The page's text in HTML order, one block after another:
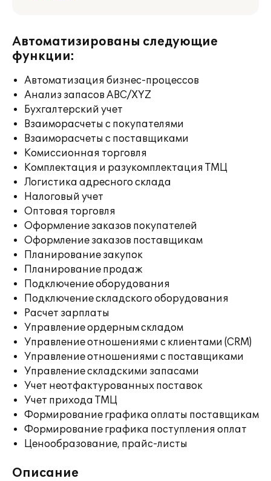
Автоматизированы следующие
функции:
Автоматизация бизнес-процессов
Анализ запасов ABC/XYZ
Бухгалтерский учет
Взаиморасчеты с покупателями
Взаиморасчеты с поставщиками
Комиссионная торговля
Комплектация и разукомплектация ТМЦ
Логистика адресного склада
Налоговый учет
Оптовая торговля
Оформление заказов покупателей
Оформление заказов поставщикам
Планирование закупок
Планирование продаж
Подключение оборудования
Подключение складского оборудования
Расчет зарплаты
Управление ордерным складом
Управление отношениями с клиентами (CRM)
Управление отношениями с поставщиками
Управление складскими запасами
Учет неотфактурованных поставок
Учет прихода ТМЦ
Формирование графика оплаты поставщикам
Формирование графика поступления оплат
Ценообразование, прайс-листы
Описание